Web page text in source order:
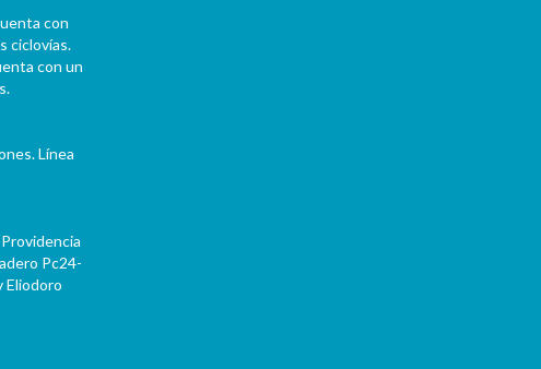
con
ciclovías.
con un
Línea
Pc24-
Eliodoro